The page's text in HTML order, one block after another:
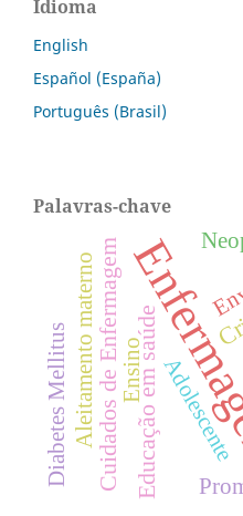
Idioma
English
Español (España)
Português (Brasil)
Palavras-chave
Cuidados de EnfermagemEducação em saúdeAdolescente
Aleitamento materno Ensino
Diabetes Mellitus